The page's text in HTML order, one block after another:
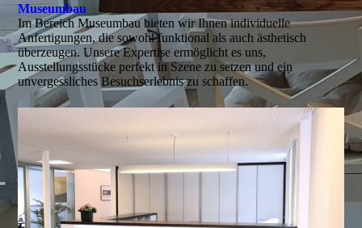
Museumbau
Im Bereich Museumbau bieten wir Ihnen individuelle
Anfertigungen, die sowohl funktional als auch ästhetisch
überzeugen. Unsere Expertise ermöglicht es uns,
Ausstellungsstücke perfekt in Szene zu setzen und ein
unvergessliches Besuchs­erlebnis zu schaffen.